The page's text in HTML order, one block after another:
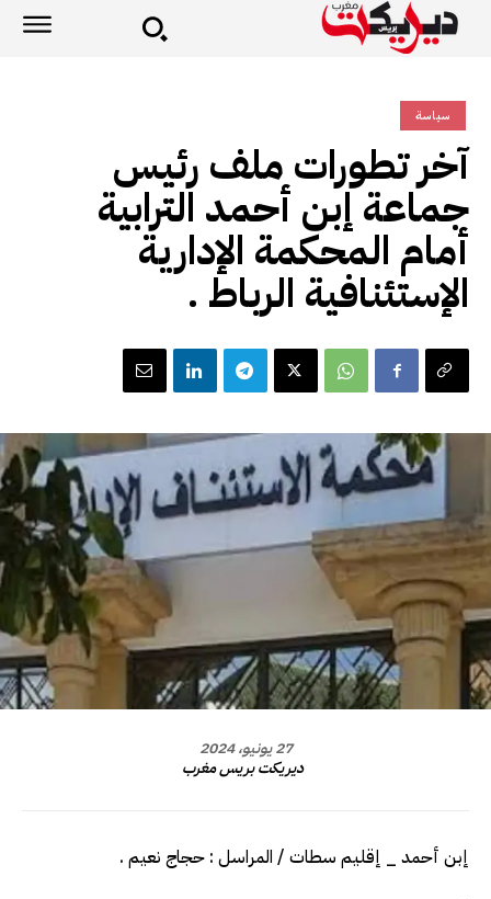
سياسة
آخر تطورات ملف رئيس
جماعة إبن أحمد الترابية
أمام المحكمة الإدارية
الإستئنافية الرباط .
27 يونيو، 2024
ديريكت بريس مغرب
إبن أحمد _ إقليم سطات / المراسل : حجاج نعيم .